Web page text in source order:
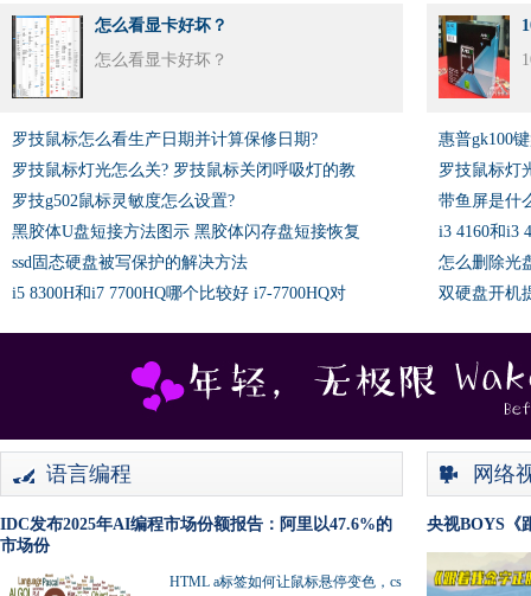
怎么看显卡好坏？
怎么看显卡好坏？
罗技鼠标怎么看生产日期并计算保修日期?
惠普gk100
罗技鼠标灯光怎么关? 罗技鼠标关闭呼吸灯的教
罗技鼠标灯
罗技g502鼠标灵敏度怎么设置?
带鱼屏是什
黑胶体U盘短接方法图示 黑胶体闪存盘短接恢复
i3 4160和i3
ssd固态硬盘被写保护的解决方法
怎么删除光
i5 8300H和i7 7700HQ哪个比较好 i7-7700HQ对
双硬盘开机
语言编程
IDC发布2025年AI编程市场份额报告：阿里以47.6%的
市场份
HTML a标签如何让鼠标悬停变色，cs
网络
央视BOYS《